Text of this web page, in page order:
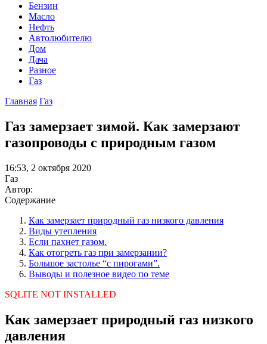
Бензин
Масло
Нефть
Автолюбителю
Дом
Дача
Разное
Газ
Главная Газ
Газ замерзает зимой. Как замерзают
газопроводы с природным газом
16:53, 2 октября 2020
Газ
Автор:
Содержание
Как замерзает природный газ низкого давления
Виды утепления
Если пахнет газом.
Как отогреть газ при замерзании?
Большое застолье “с пирогами”.
Выводы и полезное видео по теме
SQLITE NOT INSTALLED
Как замерзает природный газ низкого
давления